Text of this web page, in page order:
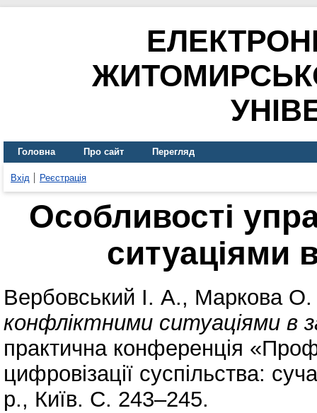
Головна Про сайт Перегляд
Вхід Реєстрація
Особливості
ситуаціями
Вербовський І. А., Маркова
конфліктними ситуаціями в
практична конференція
цифровізації суспільства:
р., Київ. С. 243–245.